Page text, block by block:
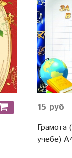
15 руб
Грамота
учебе)